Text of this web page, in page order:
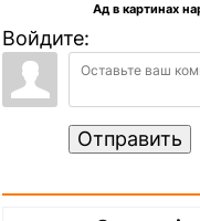
Ад в картинах
Войдите:
Отправить